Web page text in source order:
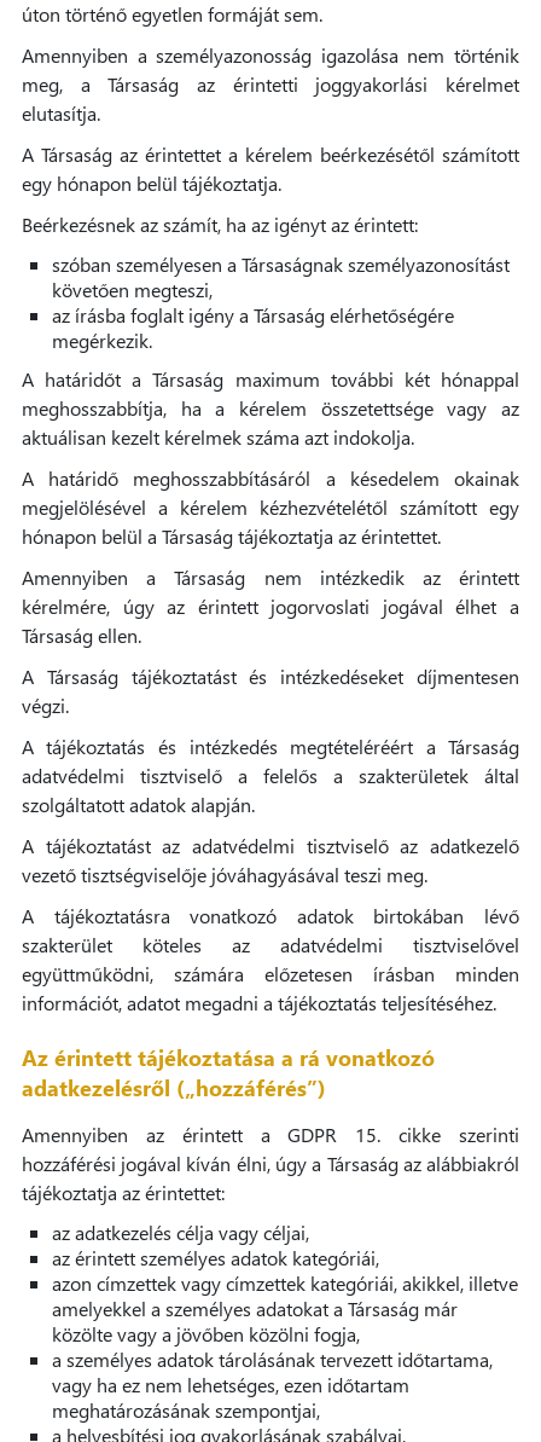
úton történő egyetlen formáját sem.
Amennyiben a személyazonosság igazolása nem történik
meg, a Társaság az érintetti joggyakorlási kérelmet
elutasítja.
A Társaság az érintettet a kérelem beérkezésétől számított
egy hónapon belül tájékoztatja.
Beérkezésnek az számít, ha az igényt az érintett:
szóban személyesen a Társaságnak személyazonosítást
követően megteszi,
az írásba foglalt igény a Társaság elérhetőségére
megérkezik.
A határidőt a Társaság maximum további két hónappal
meghosszabbítja, ha a kérelem összetettsége vagy az
aktuálisan kezelt kérelmek száma azt indokolja.
A határidő meghosszabbításáról a késedelem okainak
megjelölésével a kérelem kézhezvételétől számított egy
hónapon belül a Társaság tájékoztatja az érintettet.
Amennyiben a Társaság nem intézkedik az érintett
kérelmére, úgy az érintett jogorvoslati jogával élhet a
Társaság ellen.
A Társaság tájékoztatást és intézkedéseket díjmentesen
végzi.
A tájékoztatás és intézkedés megtételéréért a Társaság
adatvédelmi tisztviselő a felelős a szakterületek által
szolgáltatott adatok alapján.
A tájékoztatást az adatvédelmi tisztviselő az adatkezelő
vezető tisztségviselője jóváhagyásával teszi meg.
A tájékoztatásra vonatkozó adatok birtokában lévő
szakterület köteles az adatvédelmi tisztviselővel
együttműködni, számára előzetesen írásban minden
információt, adatot megadni a tájékoztatás teljesítéséhez.
Az érintett tájékoztatása a rá vonatkozó
adatkezelésről („hozzáférés”)
Amennyiben az érintett a GDPR 15. cikke szerinti
hozzáférési jogával kíván élni, úgy a Társaság az alábbiakról
tájékoztatja az érintettet:
az adatkezelés célja vagy céljai,
az érintett személyes adatok kategóriái,
azon címzettek vagy címzettek kategóriái, akikkel, illetve
amelyekkel a személyes adatokat a Társaság már
közölte vagy a jövőben közölni fogja,
a személyes adatok tárolásának tervezett időtartama,
vagy ha ez nem lehetséges, ezen időtartam
meghatározásának szempontjai,
a helyesbítési jog gyakorlásának szabályai,